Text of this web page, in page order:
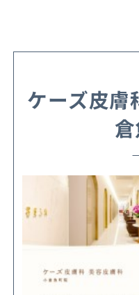
ケーズ皮膚